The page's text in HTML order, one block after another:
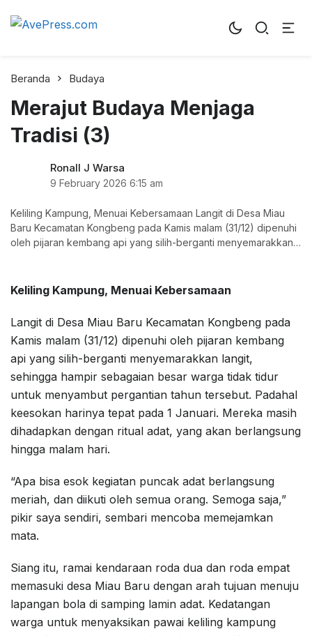
AvePress.com
Beranda Budaya
Merajut Budaya Menjaga
Tradisi (3)
Ronall J Warsa
9 February 2026 6:15 am
Keliling Kampung, Menuai Kebersamaan Langit di Desa Miau
Baru Kecamatan Kongbeng pada Kamis malam (31/12) dipenuhi
oleh pijaran kembang api yang silih-berganti menyemarakkan
Keliling Kampung, Menuai Kebersamaan
Langit di Desa Miau Baru Kecamatan Kongbeng pada
Kamis malam (31/12) dipenuhi oleh pijaran kembang
api yang silih-berganti menyemarakkan langit,
sehingga hampir sebagaian besar warga tidak tidur
untuk menyambut pergantian tahun tersebut. Padahal
keesokan harinya tepat pada 1 Januari. Mereka masih
dihadapkan dengan ritual adat, yang akan berlangsung
hingga malam hari.
“Apa bisa esok kegiatan puncak adat berlangsung
meriah, dan diikuti oleh semua orang. Semoga saja,”
pikir saya sendiri, sembari mencoba memejamkan
mata.
Siang itu, ramai kendaraan roda dua dan roda empat
memasuki desa Miau Baru dengan arah tujuan menuju
lapangan bola di samping lamin adat. Kedatangan
warga untuk menyaksikan pawai keliling kampung